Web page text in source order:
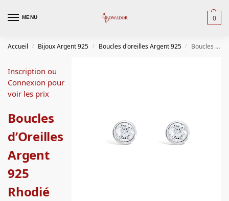
MENU 0
Accueil / Bijoux Argent 925 / Boucles d'oreilles Argent 925 / Boucles d’Oreilles Argent 925 Rhodié
Inscription ou
Connexion pour
voir les prix
Boucles
d’Oreilles
Argent
925
Rhodié